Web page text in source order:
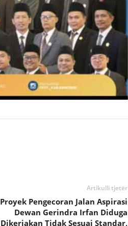
Artikulli tjetër
Proyek Pengecoran Jalan Aspirasi
Dewan Gerindra Irfan Diduga
Dikerjakan Tidak Sesuai Standar,